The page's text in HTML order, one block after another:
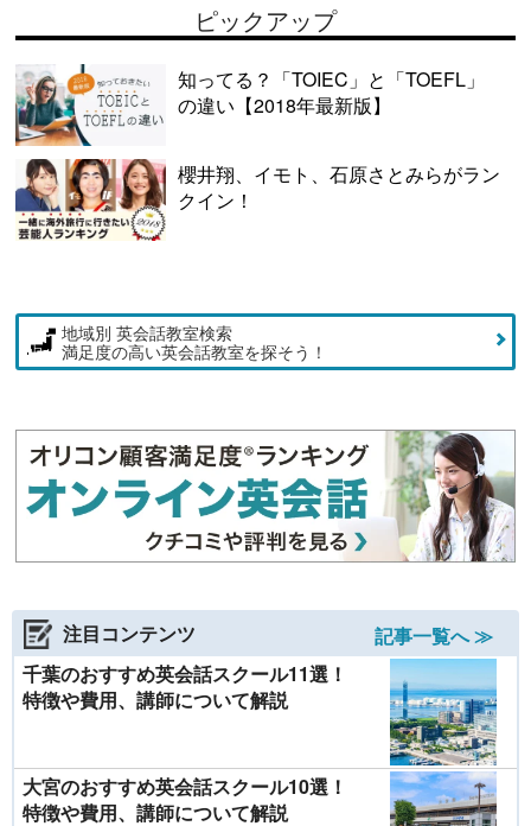
ピックアップ
知ってる？「TOIEC」と「TOEFL」
の違い【2018年最新版】
櫻井翔、イモト、石原さとみらがラン
クイン！
地域別 英会話教室検索
満足度の高い英会話教室を探そう！
注目コンテンツ
記事一覧へ ≫
千葉のおすすめ英会話スクール11選！
特徴や費用、講師について解説
大宮のおすすめ英会話スクール10選！
特徴や費用、講師について解説